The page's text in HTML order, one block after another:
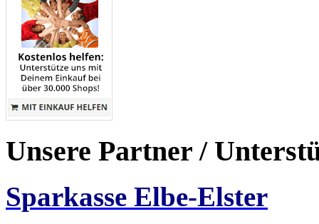
Unsere Partner /
Sparkasse Elbe-Elster